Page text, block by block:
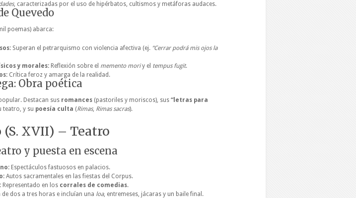
, caracterizadas por el uso de hipérbatos, cultismos y metáforas audaces.
Quevedo
poemas) abarca:
Superan el petrarquismo con violencia afectiva (ej. “Cerrar podrá mis ojos la
y morales: Reflexión sobre el memento moriy el tempus fugit.
Crítica feroz y amarga de la realidad.
Obra poética
Destacan sus romances (pastoriles y moriscos), sus “letras para
teatro, y su poesía culta (Rimas, Rimas sacras).
(S. XVII) – Teatro
y puesta en escena
Espectáculos fastuosos en palacios.
Autos sacramentales en las fiestas del Corpus.
Representado en los corrales de comedias.
dos a tres horas e incluían una loa, entremeses, jácaras y un baile final.